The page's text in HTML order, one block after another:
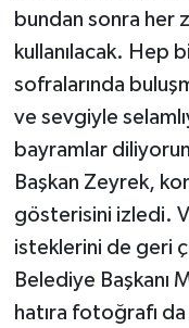
bundan sonra her
kullanılacak. Hep
sofralarında
ve sevgiyle
bayramlar
Başkan Zeyrek,
gösterisini izledi.
isteklerini de geri
Belediye Başkanı
hatıra fotoğrafı